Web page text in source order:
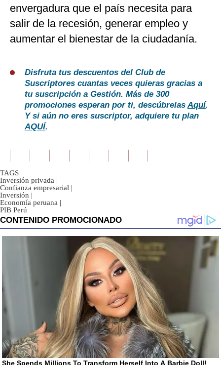
envergadura que el país necesita para
salir de la recesión, generar empleo y
aumentar el bienestar de la ciudadanía.
Disfruta tus descuentos del Club de
Suscriptores cuantas veces quieras gracias a
tu suscripción a Gestión. Más de 300
promociones esperan por ti, descúbrelasAquí.
Y si aún no eres suscriptor, adquiere tu plan
AQUÍ.
TAGS
Inversión privada |
Confianza empresarial |
Inversión |
Economía peruana |
PIB Perú